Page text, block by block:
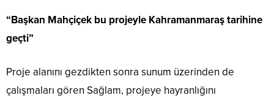
“Başkan Mahçiçek bu projeyle Kahramanmaraş tarihine
geçti”
Proje alanını gezdikten sonra sunum üzerinden de
çalışmaları gören Sağlam, projeye hayranlığını